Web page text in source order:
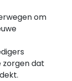
om
dat